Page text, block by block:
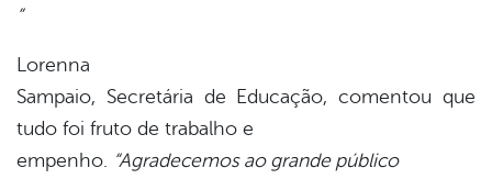
”
Lorenna
Sampaio, Secretária de Educação, comentou que
tudo foi fruto de trabalho e
empenho. “Agradecemos ao grande público